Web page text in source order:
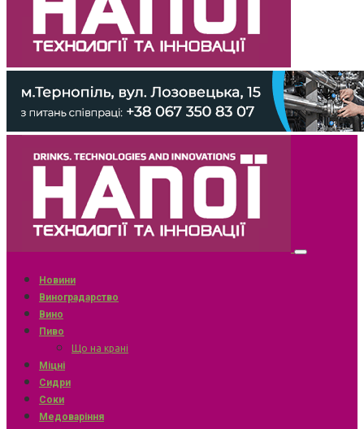
Новини
Виноградарство
Вино
Пиво
Що на крані
Міцні
Сидри
Соки
Медоваріння